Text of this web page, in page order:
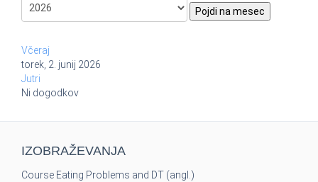
Pojdi na mesec
Včeraj
torek, 2. junij 2026
Jutri
Ni dogodkov
IZOBRAŽEVANJA
Course Eating Problems and DT (angl.)